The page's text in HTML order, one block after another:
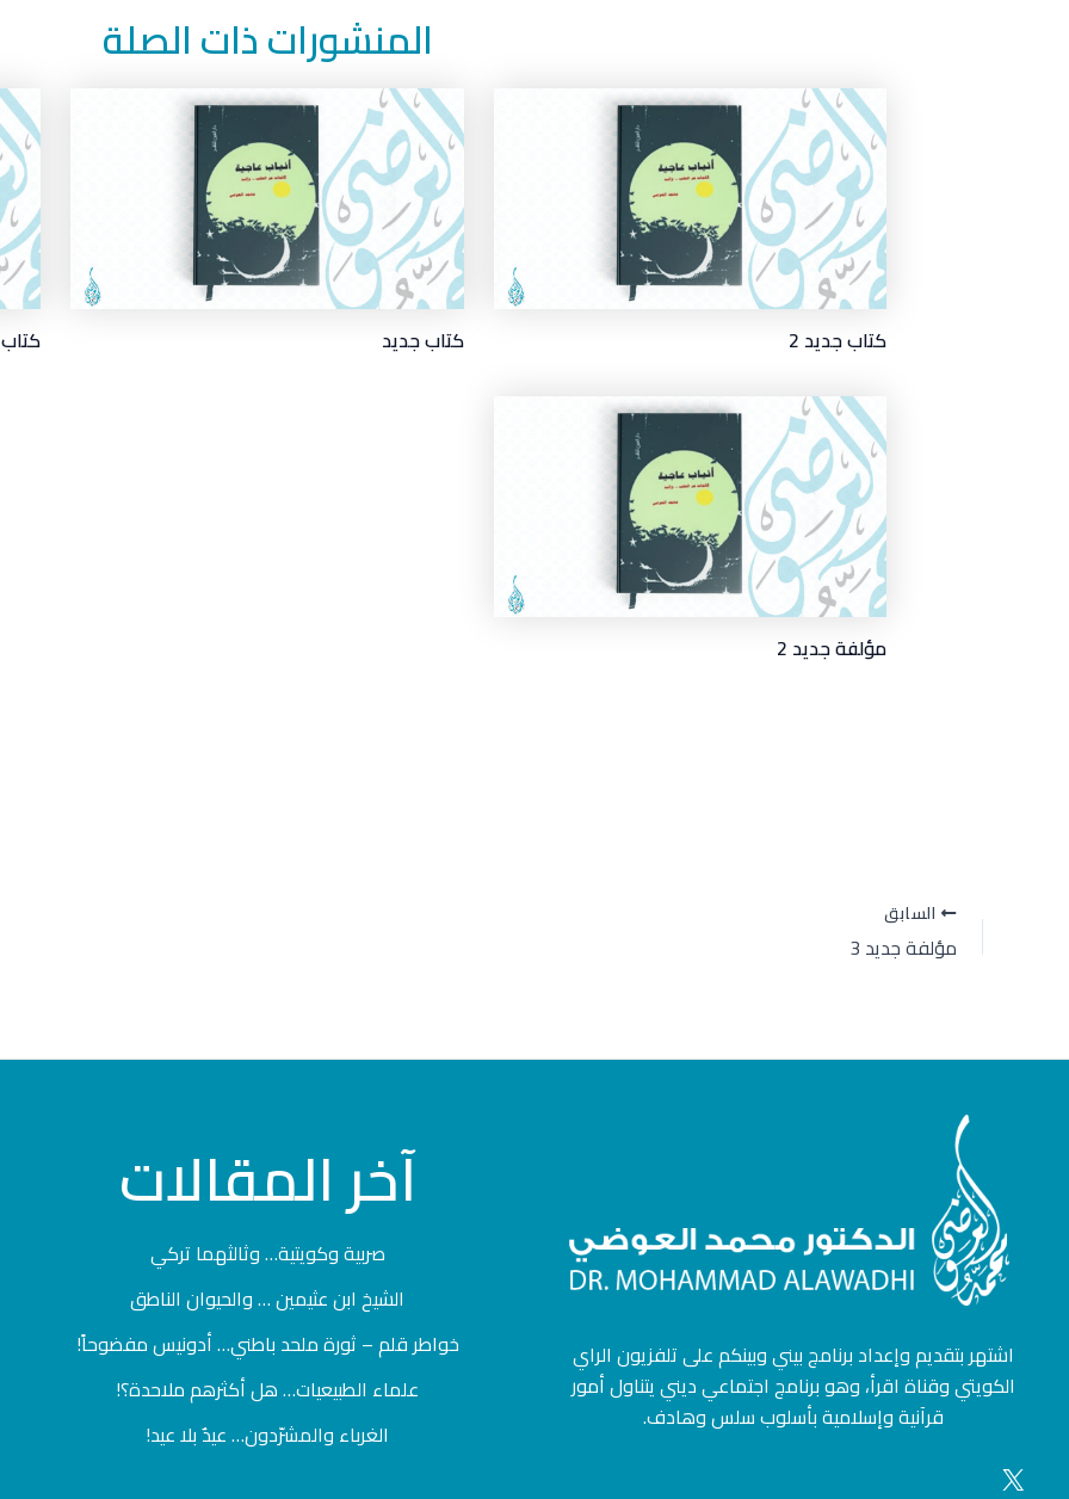
المنشورات ذات الصلة
كتاب جديد 2 كتاب جديد
مؤلفة جديد 2
السابق
مؤلفة جديد 3
اشتهر بتقديم وإعداد برنامج بيني وبينكم على تلفزيون الراي
الكويتي وقناة اقرأ، وهو برنامج اجتماعي ديني يتناول أمور
قرآنية وإسلامية بأسلوب سلس وهادف.
آخرالمقالات
صربية وكويتية… وثالثهما تركي
الشيخ ابن عثيمين … والحيوان الناطق
خواطر قلم – ثورة ملحد باطني… أدونيس مفضوحاً!
علماء الطبيعيات… هل أكثرهم ملاحدة؟!
الغرباء والمشرّدون… عيدٌ بلا عيد!